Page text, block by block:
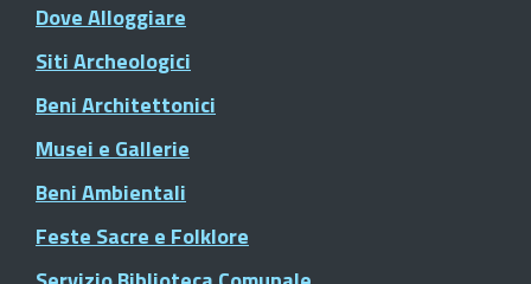
Dove Alloggiare
Siti Archeologici
Beni Architettonici
Musei e Gallerie
Beni Ambientali
Feste Sacre e Folklore